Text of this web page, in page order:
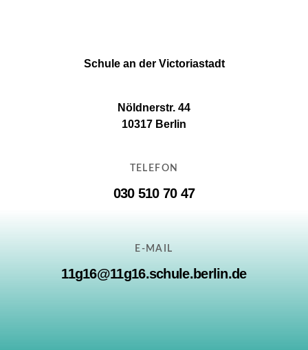
Schule an der Victoriastadt
Nöldnerstr. 44
10317 Berlin
TELEFON
030 510 70 47
E-MAIL
11g16@11g16.schule.berlin.de